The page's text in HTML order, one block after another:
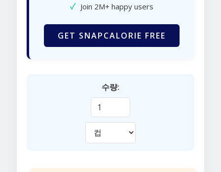
✓ Join 2M+ happy users
GET SNAPCALORIE FREE
수량: